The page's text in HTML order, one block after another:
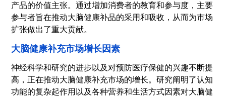
产品的价值主张。通过增加消费者的教育和参与度，主要
参与者旨在推动大脑健康补品的采用和吸收，从而为市场
扩张做出了重大贡献。
大脑健康补充市场增长因素
神经科学和研究的进步以及对预防医疗保健的兴趣不断提
高，正在推动大脑健康补充市场的增长。研究阐明了认知
功能的复杂起作用以及各种营养和生活方式因素对大脑健